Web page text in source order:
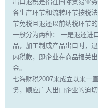
各生产环节和流转环节按税
节免税且退还以前纳税环节的
一般分为两种： 一是退还进
品，加工制成产品出口时，
内税款，即企业在商品报关
金。
七海财税2007来成立以来一
务，顺应广大出口企业的迫切